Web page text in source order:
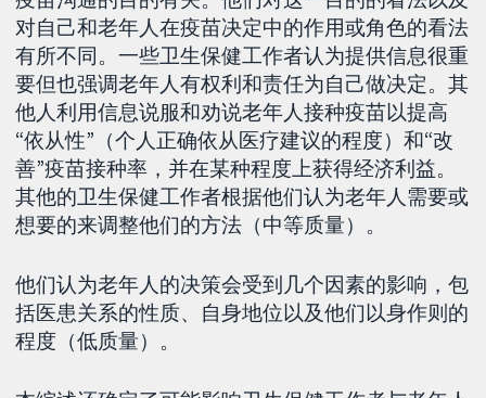
对自己和老年人在疫苗决定中的作用或角色的看法
有所不同。一些卫生保健工作者认为提供信息很重
要但也强调老年人有权利和责任为自己做决定。其
他人利用信息说服和劝说老年人接种疫苗以提高
“依从性”（个人正确依从医疗建议的程度）和“改
善”疫苗接种率，并在某种程度上获得经济利益。
其他的卫生保健工作者根据他们认为老年人需要或
想要的来调整他们的方法（中等质量）。
他们认为老年人的决策会受到几个因素的影响，包
括医患关系的性质、自身地位以及他们以身作则的
程度（低质量）。